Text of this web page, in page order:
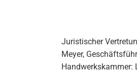
Juristischer
Meyer,
Handwerkskammer: